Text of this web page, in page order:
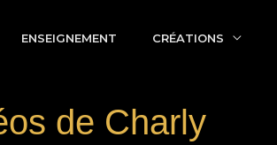
ENSEIGNEMENT CRÉATIONS
de Charly